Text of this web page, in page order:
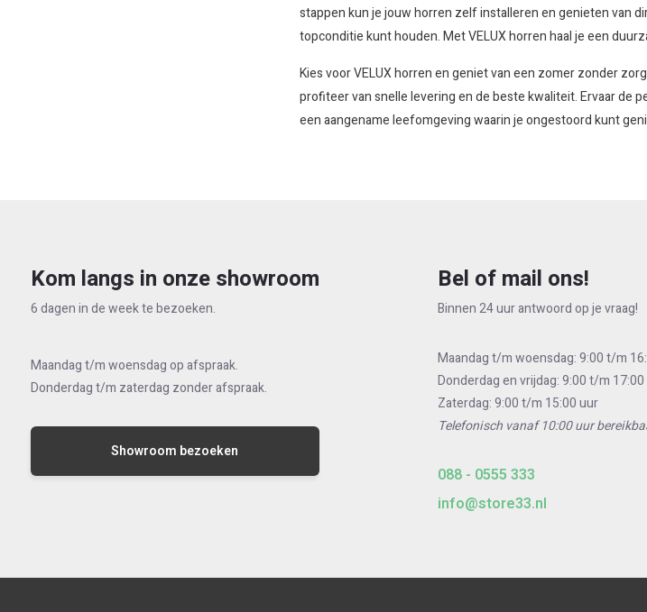
stappen kun je jouw horren zelf installeren en genieten van
topconditie kunt houden. Met VELUX horren haal je een
Kies voor VELUX horren en geniet van een zomer zonder
profiteer van snelle levering en de beste kwaliteit. Ervaar de
een aangename leefomgeving waarin je ongestoord kunt
Kom langs in onze showroom
6 dagen in de week te bezoeken.
Maandag t/m woensdag op afspraak.
Donderdag t/m zaterdag zonder afspraak.
Showroom bezoeken
Bel of mail ons!
Binnen 24 uur antwoord op je vraag!
Maandag t/m woensdag: 9:00 t/m
Donderdag en vrijdag: 9:00 t/m
Zaterdag: 9:00 t/m 15:00 uur
Telefonisch vanaf 10:00 uur
088 - 0555 333
info@store33.nl